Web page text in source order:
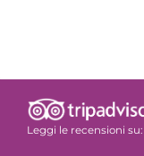
Leggi le recensioni su: